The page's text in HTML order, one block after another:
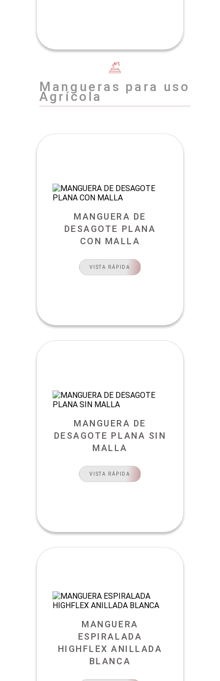
Mangueras para uso
Agrícola
MANGUERA DE
DESAGOTE PLANA
CON MALLA
VISTA RÁPIDA
MANGUERA DE
DESAGOTE PLANA SIN
MALLA
VISTA RÁPIDA
MANGUERA
ESPIRALADA
HIGHFLEX ANILLADA
BLANCA